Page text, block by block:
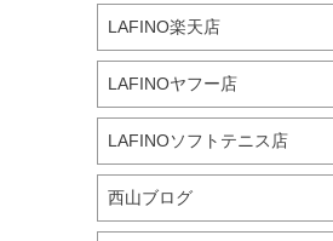
LAFINO楽天店
LAFINOヤフー店
LAFINOソフトテニス店
西山ブログ